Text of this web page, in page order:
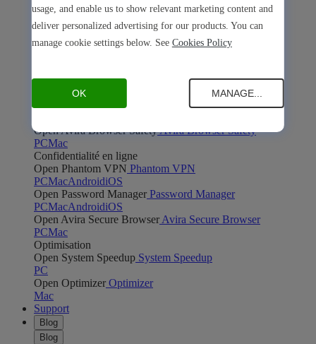
Free Security
Sécurité de l’appareil
Open Software Updater
Software Updater
Open Safe Shopping Safe Shopping
Open Avira Browser SafetyAvira Browser Safety
PCMac
Confidentialité en ligne
Open Phantom VPN Phantom VPN
PCMacAndroidiOS
Open Password Manager Password Manager
PCMacAndroidiOS
Open Avira Secure Browser Avira Secure Browser
PCMac
Optimisation
Open System Speedup System Speedup
PC
Open Optimizer Optimizer
Mac
Support
Blog
Blog
usage, and enable us to show relevant marketing content and
deliver personalized advertising for our products. You can
manage cookie settings below. See Cookies Policy
OK MANAGE...